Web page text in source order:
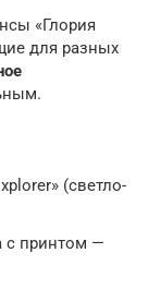
«Глория
для разных
(светло-
с принтом —